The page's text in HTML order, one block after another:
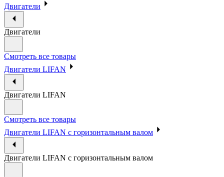
Двигатели
Двигатели
Смотреть все товары
Двигатели LIFAN
Двигатели LIFAN
Смотреть все товары
Двигатели LIFAN с горизонтальным валом
Двигатели LIFAN с горизонтальным валом